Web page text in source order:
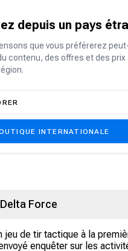
Force
jeu de tir tactique à la
enquêter sur les
depuis un pays
que vous préférerez
contenu, des offres et des prix
INTERNATIONALE